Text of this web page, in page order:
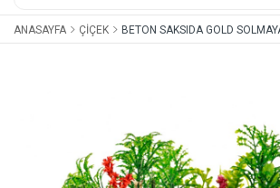
ANASAYFA ÇIÇEK BETON SAKSIDA GOLD